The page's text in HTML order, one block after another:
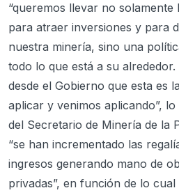
“queremos llevar no
para atraer inversiones y para
nuestra minería, sino una
todo lo que está a su
desde el Gobierno que esta es
aplicar y venimos aplicando”,
del Secretario de Minería de la
“se han incrementado las
ingresos generando mano de
privadas”, en función de lo